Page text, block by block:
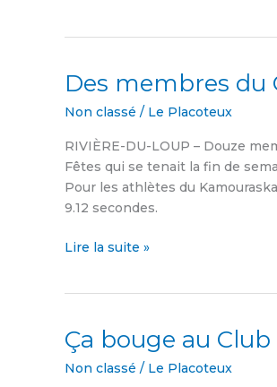
Des membres
Non classé / Le Placoteux
RIVIÈRE-DU-LOUP – Douze
Fêtes qui se tenait la fin de
Pour les athlètes du
9.12 secondes.
Des
du
Club
Filoup
se
distinguent
Lire la suite »
Ça bouge au
Non classé / Le Placoteux
Ça
bouge
au